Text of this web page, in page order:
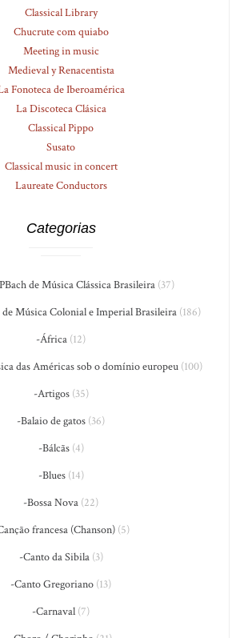
Classical Library
Chucrute com quiabo
Meeting in music
Medieval y Renacentista
Fonoteca de Iberoamérica
La Discoteca Clásica
Classical Pippo
Susato
Classical music in concert
Laureate Conductors
Categorias
de Música Clássica Brasileira (37)
Música Colonial e Imperial Brasileira (186)
-África (12)
das Américas sob o domínio europeu(100)
-Artigos(35)
-Balaio de gatos (36)
-Bálcãs(4)
-Blues(14)
-Bossa Nova (22)
francesa (Chanson)(5)
-Canto da Sibila(3)
-Canto Gregoriano (13)
-Carnaval (7)